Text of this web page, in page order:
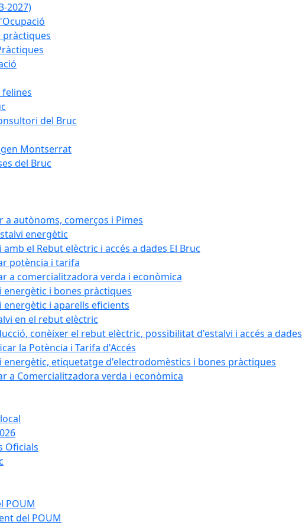
2027)
pràctiques
felines
del Bruc
Montserrat
del Bruc
a autònoms, comerços i Pimes
energètic
amb el Rebut elèctric i accés a dades El Bruc
potència i tarifa
a comercialitzadora verda i econòmica
energètic i bones pràctiques
energètic i aparells eficients
en el rebut elèctric
conèixer el rebut elèctric, possibilitat d'estalvi i accés a dades
la Potència i Tarifa d'Accés
energètic, etiquetatge d'electrodomèstics i bones pràctiques
a Comercialitzadora verda i econòmica
Oficials
POUM
del POUM